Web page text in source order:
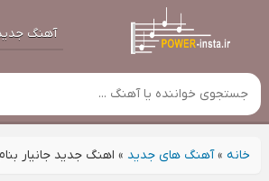
آهنگ
خانه»آهنگ های جدید » اهنگ جدید جانیار